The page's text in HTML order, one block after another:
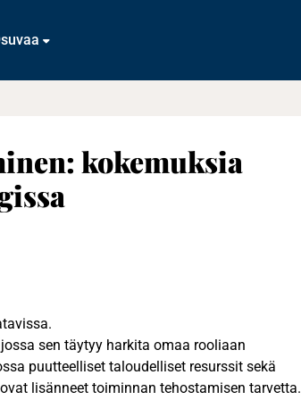
kokemuksia
sen täytyy harkita omaa rooliaan
puutteelliset taloudelliset resurssit sekä
lisänneet toiminnan tehostamisen tarvetta.